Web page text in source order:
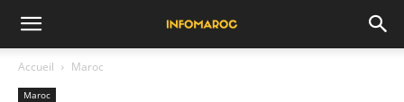
Accueil Maroc
Maroc